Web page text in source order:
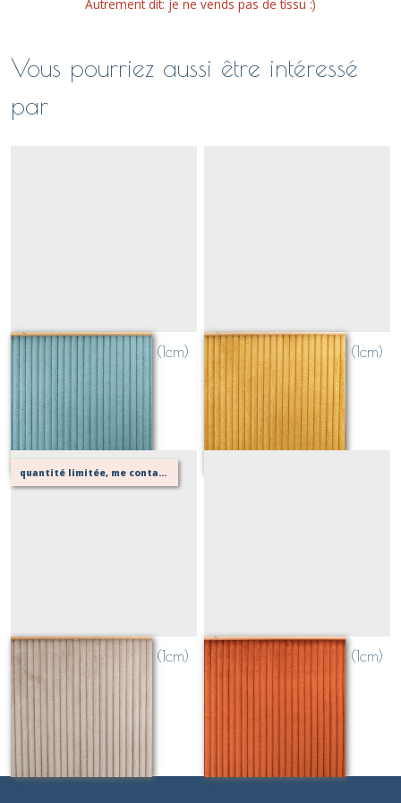
Autrement dit: je ne vends pas de tissu :)
Vous pourriez aussi être intéressé
par
velours grosses côtes (1cm)
BLEU Lagon
Sur demande
velours grosses côtes (1cm)
MOUTARDE
Sur demande
quantité limitée, me contacter pour vérifier possibilité de votre confection
velours grosses côtes (1cm)
BEIGE LIN
Sur demande
velours grosses côtes (1cm)
TERRACOTTA